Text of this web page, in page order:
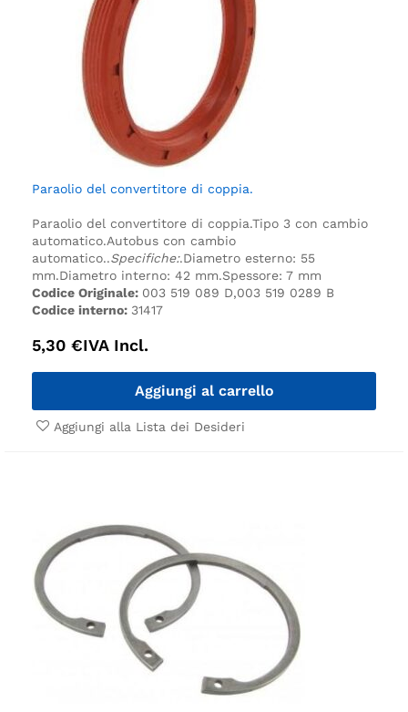
Paraolio del convertitore di coppia.
Paraolio del convertitore di coppia.Tipo 3 con cambio
automatico.Autobus con cambio
automatico..Specifiche:.Diametro esterno: 55
mm.Diametro interno: 42 mm.Spessore: 7 mm
Codice Originale: 003 519 089 D,003 519 0289 B
Codice interno: 31417
5,30 €IVA Incl.
Aggiungi al carrello
Aggiungi alla Lista dei Desideri